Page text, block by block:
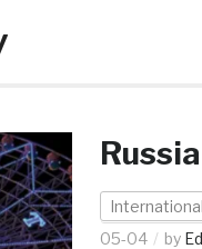
05-04
by